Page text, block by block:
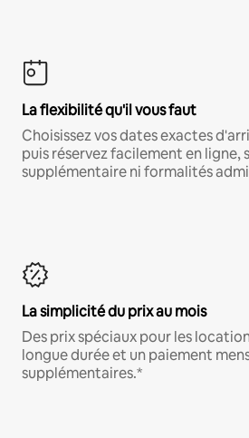
La flexibilité qu'il vous faut
Choisissez vos dates exactes
puis réservez facilement en ligne,
supplémentaire ni formalités
La simplicité du prix au mois
Des prix spéciaux pour les
longue durée et un paiement
supplémentaires.*